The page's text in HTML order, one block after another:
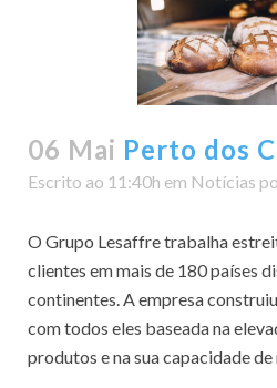
06 Mai Perto dos
Escrito ao 11:40h em Notícias
O Grupo Lesaffre trabalha
clientes em mais de 180 países
continentes. A empresa
com todos eles baseada na
produtos e na sua capacidade de